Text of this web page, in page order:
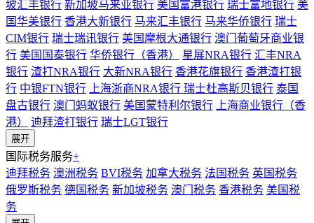
坡汇丰银行 新加坡马来亚银行 美国富港银行 瑞士富地银行 美
国华美银行 香港大新银行 马来汇丰银行 马来华侨银行 瑞士
CIM银行 瑞士瑞讯银行 美国摩根大通银行 澳门葡萄牙商业银
行 美国国泰银行 华侨银行（香港） 星展NRA银行 汇丰NRA
银行 渣打NRA银行 大新NRA银行 香港花旗银行 香港渣打银
行 中银FTN银行 上海浙商NRA银行 瑞士杜高斯贝银行 泰国
盘古银行 澳门蚂蚁银行 美国蒙特利尔银行
上海商业银行（香
港）
迪拜渣打银行 瑞士LGT银行
展开
国际税务服务+
迪拜税务 澳洲税务 BVI税务 加拿大税务 法国税务 英国税务
俄罗斯税务 德国税务 新加坡税务 澳门税务 香港税务 美国税
务